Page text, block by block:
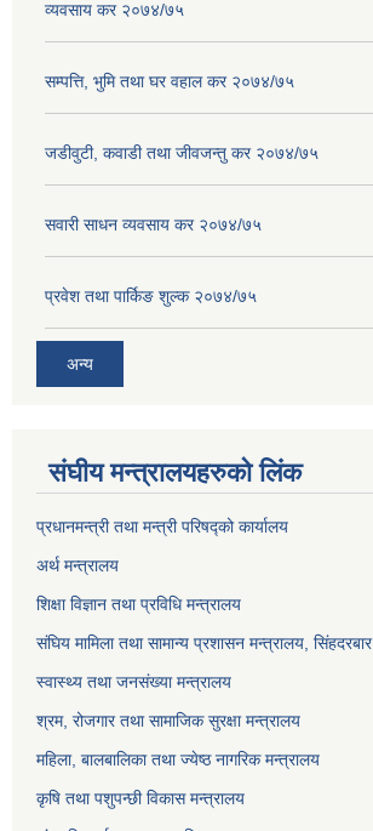
व्यवसाय कर २०७४/७५
सम्पत्ति, भुमि तथा घर वहाल कर २०७४/७५
जडीवुटी, कवाडी तथा जीवजन्तु कर २०७४/७५
सवारी साधन व्यवसाय कर २०७४/७५
प्रवेश तथा पार्किङ शुल्क २०७४/७५
अन्य
संघीय मन्त्रालयहरुको लिंक
प्रधानमन्त्री तथा मन्त्री परिषद्को कार्यालय
अर्थ मन्त्रालय
शिक्षा विज्ञान तथा प्रविधि मन्त्रालय
संघिय मामिला तथा सामान्य प्रशासन मन्त्रालय, सिंहदरबार
स्वास्थ्य तथा जनसंख्या मन्त्रालय
श्रम, रोजगार तथा सामाजिक सुरक्षा मन्त्रालय
महिला, बालबालिका तथा ज्येष्ठ नागरिक मन्त्रालय
कृषि तथा पशुपन्छी विकास मन्त्रालय